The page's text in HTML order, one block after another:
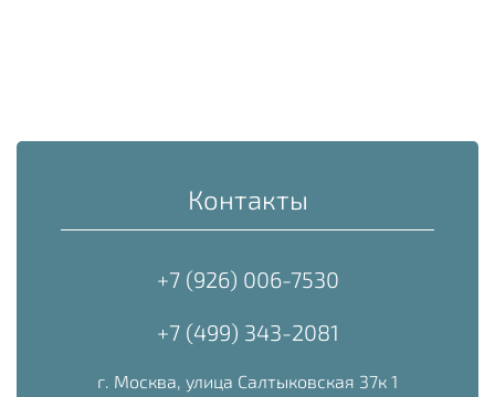
Контакты
+7 (926) 006-7530
+7 (499) 343-2081
г. Москва, улица Салтыковская 37к 1